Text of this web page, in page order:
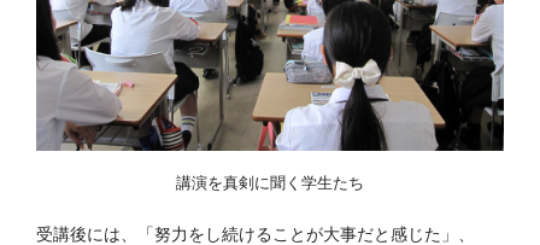
講演を真剣に聞く学生たち
受講後には、「努力をし続けることが大事だと感じた」、